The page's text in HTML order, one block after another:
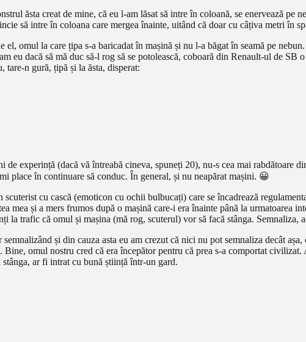
ăsta creat de mine, că eu l-am lăsat să intre în coloană, se enervează pe
să intre în coloana care mergea înainte, uitând că doar cu câțiva metri în
el, omul la care țipa s-a baricadat în mașină și nu l-a băgat în seamă pe
eu dacă să mă duc să-l rog să se potolească, coboară din Renault-ul de
tare-n gură, țipă și la ăsta, disperat:
de experință (dacă vă întreabă cineva, spuneți 20), nu-s cea mai
place în continuare să conduc. În general, și nu neapărat mașini. 😀
cu cască (emoticon cu ochii bulbucați) care se încadrează
mea și a mers frumos după o mașină care-i era înainte până la urmatoarea
la trafic că omul și mașina (mă rog, scuterul) vor să facă stânga. Semnaliza,
și din cauza asta eu am crezut că nici nu pot semnaliza decât
omul nostru cred că era începător pentru că prea s-a comportat
ar fi intrat cu bună știință într-un gard.